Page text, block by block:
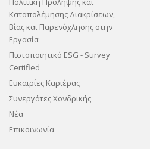
Καταπολέμησης Διακρίσεων,
Βίας και Παρενόχλησης στην
Εργασία
Πιστοποιητικό ESG - Survey
Certified
Ευκαιρίες Καριέρας
Συνεργάτες Χονδρικής
Νέα
Επικοινωνία